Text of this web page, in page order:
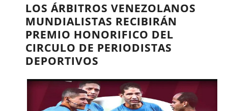
LOS ÁRBITROS VENEZOLANOS
MUNDIALISTAS RECIBIRÁN
PREMIO HONORIFICO DEL
CIRCULO DE PERIODISTAS
DEPORTIVOS